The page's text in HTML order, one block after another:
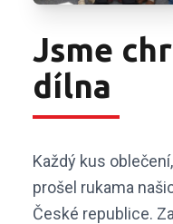
Jsme
dílna
Každý kus
prošel rukama
České republice.